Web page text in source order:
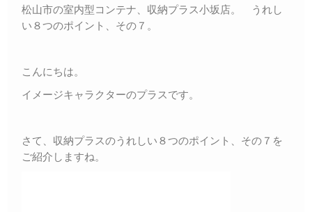
松山市の室内型コンテナ、収納プラス小坂店。 うれし
い８つのポイント、その７。
こんにちは。
イメージキャラクターのプラスです。
さて、収納プラスのうれしい８つのポイント、その７を
ご紹介しますね。